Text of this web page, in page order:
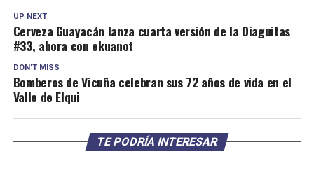
UP NEXT
Cerveza Guayacán lanza cuarta versión de la Diaguitas
#33, ahora con ekuanot
DON'T MISS
Bomberos de Vicuña celebran sus 72 años de vida en el
Valle de Elqui
TE PODRÍA INTERESAR